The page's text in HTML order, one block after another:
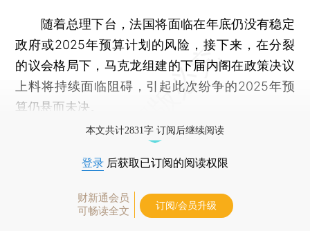
随着总理下台，法国将面临在年底仍没有稳定
政府或2025年预算计划的风险，接下来，在分裂
的议会格局下，马克龙组建的下届内阁在政策决议
上料将持续面临阻碍，引起此次纷争的2025年预
算仍悬而未决。
本文共计2831字 订阅后继续阅读
登录 后获取已订阅的阅读权限
财新通会员
可畅读全文
订阅/会员升级